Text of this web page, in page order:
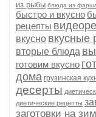
из рыбы блюда из
быстро и вкусно
рецепты
вкусно вкусные
вторые блюда
готовим вкусно
дома грузинская
десерты
диетические рецепты
заготовки на